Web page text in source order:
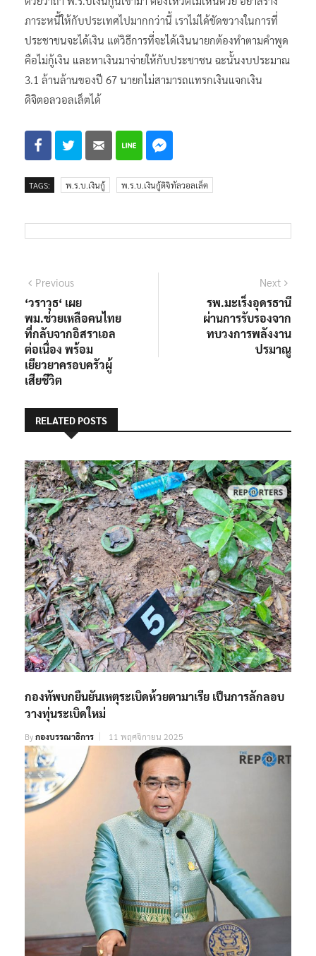
ภาระหนี้ให้กับประเทศไปมากกว่านี้ เราไม่ได้ขัดขวางในการที่
ประชาชนจะได้เงิน แต่วิธีการที่จะได้เงินนายกต้องทำตามคำพูด
คือไม่กู้เงิน และหาเงินมาจ่ายให้กับประชาชน ฉะนั้นงบประมาณ
3.1 ล้านล้านของปี 67 นายกไม่สามารถแทรกเงินแจกเงิน
ดิจิตอลวอลเล็ตได้
TAGS: พ.ร.บ.เงินกู้ พ.ร.บ.เงินกู้ดิจิทัลวอลเล็ต
แนะแนว
เรื่อง
PreviousPrevious
post:
‘วราวุธ‘ เผย
พม.ช่วยเหลือคนไทย
ที่กลับจากอิสราเอล
ต่อเนื่อง พร้อม
เยียวยาครอบครัวผู้
เสียชีวิต
Next
post:
รพ.มะเร็งอุดรธานี
ผ่านการรับรองจาก
ทบวงการพลังงาน
ปรมาณู
RELATED POSTS
กองทัพบกยืนยันเหตุระเบิดห้วยตามาเรีย เป็นการลักลอบ
วางทุ่นระเบิดใหม่
Byกองบรรณาธิการ 11 พฤศจิกายน 2025